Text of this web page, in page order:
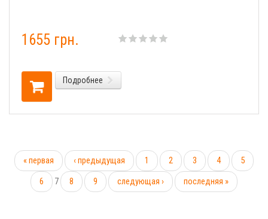
1655 грн.
Подробнее
« первая ‹ предыдущая 1 2 3 4
5
6
7 8 9 следующая › последняя »